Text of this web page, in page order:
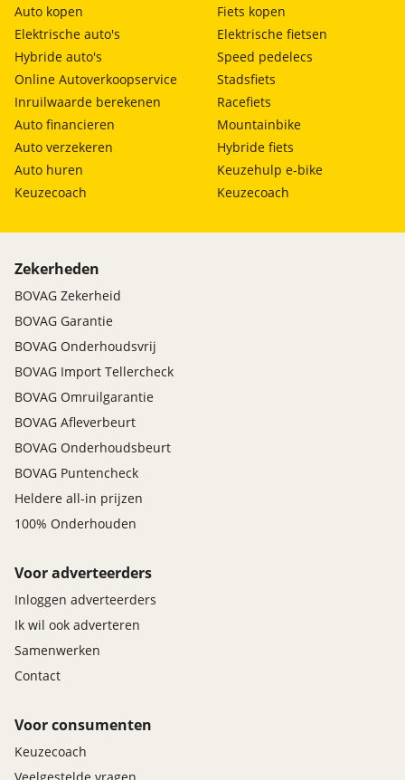
Auto kopen
Elektrische auto's
Hybride auto's
Online Autoverkoopservice
Inruilwaarde berekenen
Auto financieren
Auto verzekeren
Auto huren
Keuzecoach
Fiets kopen
Elektrische fietsen
Speed pedelecs
Stadsfiets
Racefiets
Mountainbike
Hybride fiets
Keuzehulp e-bike
Keuzecoach
Zekerheden
BOVAG Zekerheid
BOVAG Garantie
BOVAG Onderhoudsvrij
BOVAG Import Tellercheck
BOVAG Omruilgarantie
BOVAG Afleverbeurt
BOVAG Onderhoudsbeurt
BOVAG Puntencheck
Heldere all-in prijzen
100% Onderhouden
Voor adverteerders
Inloggen adverteerders
Ik wil ook adverteren
Samenwerken
Contact
Voor consumenten
Keuzecoach